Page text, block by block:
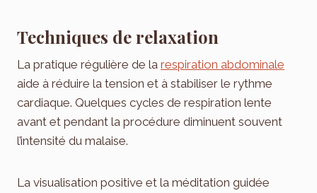
Techniques de relaxation
La pratique régulière de la respiration abdominale
aide à réduire la tension et à stabiliser le rythme
cardiaque. Quelques cycles de respiration lente
avant et pendant la procédure diminuent souvent
l’intensité du malaise.
La visualisation positive et la méditation guidée